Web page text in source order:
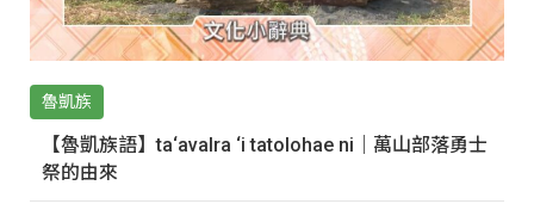
魯凱族
【魯凱族語】ta‘avalra ‘i tatolohae ni｜萬山部落勇士
祭的由來